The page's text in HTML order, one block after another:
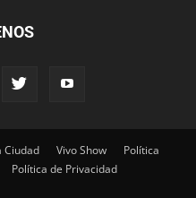
Ciudad Vivo Show
Política
Política de Privacidad